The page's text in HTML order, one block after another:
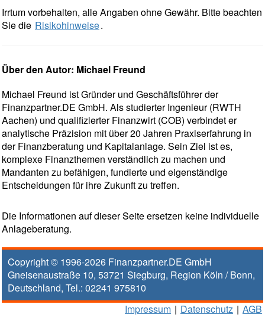
Irrtum vorbehalten, alle Angaben ohne Gewähr. Bitte beachten
Sie die Risikohinweise.
Über den Autor: Michael Freund
Michael Freund ist Gründer und Geschäftsführer der
Finanzpartner.DE GmbH. Als studierter Ingenieur (RWTH
Aachen) und qualifizierter Finanzwirt (COB) verbindet er
analytische Präzision mit über 20 Jahren Praxiserfahrung in
der Finanzberatung und Kapitalanlage. Sein Ziel ist es,
komplexe Finanzthemen verständlich zu machen und
Mandanten zu befähigen, fundierte und eigenständige
Entscheidungen für ihre Zukunft zu treffen.
Die Informationen auf dieser Seite ersetzen keine individuelle
Anlageberatung.
Copyright © 1996-2026 Finanzpartner.DE GmbH
Gneisenaustraße 10, 53721 Siegburg, Region Köln / Bonn,
Deutschland, Tel.: 02241 975810
Impressum | Datenschutz | AGB